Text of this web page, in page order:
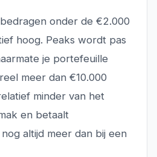
onder de €2.000
hoog. Peaks wordt pas
je portefeuille
meer dan €10.000
minder van het
en betaalt
altijd meer dan bij een